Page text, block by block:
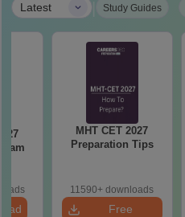
Latest | Study Guides
MHT CET 2027
Preparation Tips
11590+ downloads
Free